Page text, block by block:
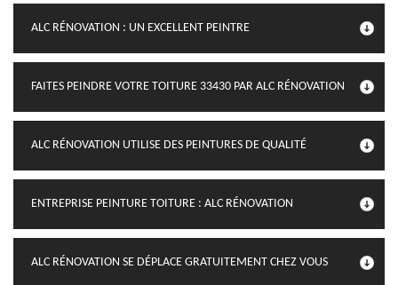
ALC RÉNOVATION : UN EXCELLENT PEINTRE
FAITES PEINDRE VOTRE TOITURE 33430 PAR ALC RÉNOVATION
ALC RÉNOVATION UTILISE DES PEINTURES DE QUALITÉ
ENTREPRISE PEINTURE TOITURE : ALC RÉNOVATION
ALC RÉNOVATION SE DÉPLACE GRATUITEMENT CHEZ VOUS